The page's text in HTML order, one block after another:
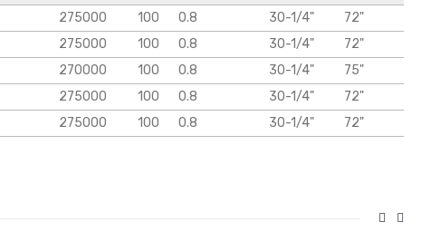
275000 100 0.8 30-1/4"
72"
275000 100 0.8 30-1/4"
72"
270000 100 0.8 30-1/4"
75"
275000 100 0.8 30-1/4"
72"
275000 100 0.8 30-1/4" 72"